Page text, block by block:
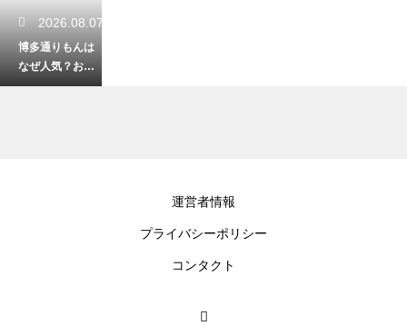
2026.08.07
博多通りもんは
なぜ人気？お土
産の定番として
運営者情報
プライバシーポリシー
コンタクト